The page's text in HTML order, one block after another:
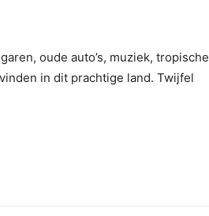
oude auto’s, muziek, tropische
in dit prachtige land. Twijfel